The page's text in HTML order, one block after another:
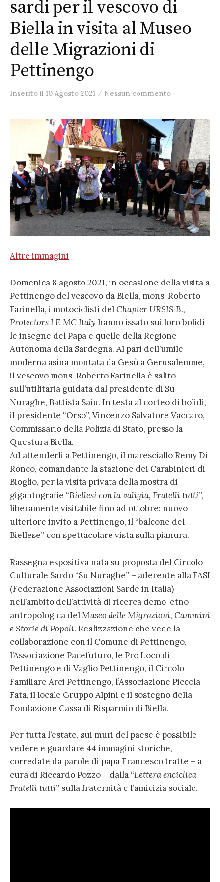
sardi per il vescovo di
Biella in visita al Museo
delle Migrazioni di
Pettinengo
Inserito il 10 Agosto 2021 / Nessun commento
Altre immagini
Domenica 8 agosto 2021, in occasione della visita a
Pettinengo del vescovo da Biella, mons. Roberto
Farinella, i motociclisti delChapter URSIS B.,
Protectors LE MC Italy hanno issato sui loro bolidi
le insegne del Papa e quelle della Regione
Autonoma della Sardegna. Al pari dell’umile
moderna asina montata da Gesù a Gerusalemme,
il vescovo mons. Roberto Farinella è salito
sull’utilitaria guidata dal presidente di Su
Nuraghe, Battista Saiu. In testa al corteo di bolidi,
il presidente “Orso”, Vincenzo Salvatore Vaccaro,
Commissario della Polizia di Stato, presso la
Questura Biella.
Ad attenderli a Pettinengo, il maresciallo Remy Di
Ronco, comandante la stazione dei Carabinieri di
Bioglio, per la visita privata della mostra di
gigantografie “Biellesi con la valigia, Fratelli tutti”,
liberamente visitabile fino ad ottobre: nuovo
ulteriore invito a Pettinengo, il “balcone del
Biellese” con spettacolare vista sulla pianura.
Rassegna espositiva nata su proposta del Circolo
Culturale Sardo “Su Nuraghe” – aderente alla FASI
(Federazione Associazioni Sarde in Italia) –
nell’ambito dell’attività di ricerca demo-etno-
antropologica delMuseo delle Migrazioni, Cammini
e Storie di Popoli. Realizzazione che vede la
collaborazione con il Comune di Pettinengo,
l’Associazione Pacefuturo, le Pro Loco di
Pettinengo e di Vaglio Pettinengo, il Circolo
Familiare Arci Pettinengo, l’Associazione Piccola
Fata, il locale Gruppo Alpini e il sostegno della
Fondazione Cassa di Risparmio di Biella.
Per tutta l’estate, sui muri del paese è possibile
vedere e guardare 44 immagini storiche,
corredate da parole di papa Francesco tratte – a
cura di Riccardo Pozzo – dalla “Lettera enciclica
Fratelli tutti” sulla fraternità e l’amicizia sociale.